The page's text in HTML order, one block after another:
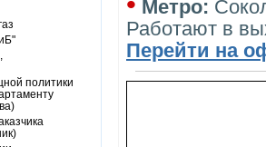
Метро:
Работают в
Перейти на
политики